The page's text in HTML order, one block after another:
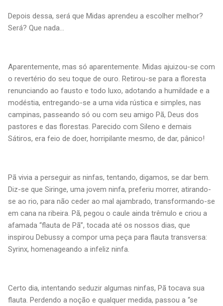
Depois dessa, será que Midas aprendeu a escolher melhor?
Será? Que nada...
Aparentemente, mas só aparentemente. Midas ajuizou-se com
o revertério do seu toque de ouro. Retirou-se para a floresta
renunciando ao fausto e todo luxo, adotando a humildade e a
modéstia, entregando-se a uma vida rústica e simples, nas
campinas, passeando só ou com seu amigo Pã, Deus dos
pastores e das florestas. Parecido com Sileno e demais
Sátiros, era feio de doer, horripilante mesmo, de dar, pânico!
Pã vivia a perseguir as ninfas, tentando, digamos, se dar bem.
Diz-se que Siringe, uma jovem ninfa, preferiu morrer, atirando-
se ao rio, para não ceder ao mal ajambrado, transformando-se
em cana na ribeira. Pã, pegou o caule ainda trêmulo e criou a
afamada “flauta de Pã”, tocada até os nossos dias, que
inspirou Debussy a compor uma peça para flauta transversa:
Syrinx, homenageando a infeliz ninfa.
Certo dia, intentando seduzir algumas ninfas, Pã tocava sua
flauta. Perdendo a noção e qualquer medida, passou a “se